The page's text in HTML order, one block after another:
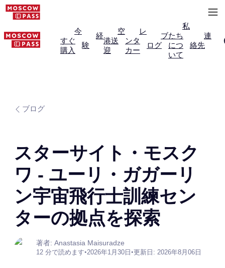
今
すぐ
購入
経
験
空
港送
迎
レ
ンタ
カー
ブ
ログ
私
たち
につ
いて
連
絡先
ブログ
スターサイト・モスク
ワ - ユーリ・ガガーリ
ン宇宙飛行士訓練セン
ターの拠点を探索
著者: Anastasia Maisuradze
12 分で読めます•2026年1月30日 •更新日: 2026年8月06日